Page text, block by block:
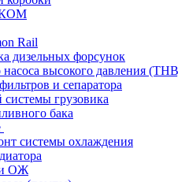
КОМ
Rail
дизельных форсунок
высокого давления
и сепаратора
грузовика
бака
системы охлаждения
и ОЖ